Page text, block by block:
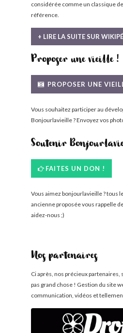
considérée comme un classique
référence.
+ LIRE LA SUITE SUR
Proposer une vieille !
PROPOSER UNE
Vous souhaitez participer au
Bonjourlavieille ? Envoyez vos
Soutenir
FAITES UN DON !
Vous aimez bonjourlavieille ? tous
ancienne proposée vous rappelle
aidez-nous ;)
Nos partenaires
Ci après, nos précieux partenaires,
pas grand chose ! Gestion du site
communication, vidéos et